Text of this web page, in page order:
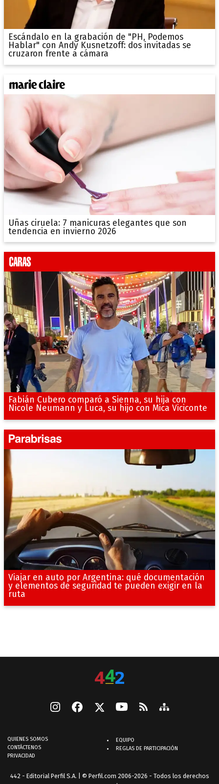
Escándalo en la grabación de "PH, Podemos
Hablar" con Andy Kusnetzoff: dos invitadas se
cruzaron frente a cámara
Uñas ciruela: 7 manicuras elegantes que son
tendencia en invierno 2026
Fabián Cubero comparó a Sienna, su hija con
Nicole Neumann y Luca, su hijo con Mica Viciconte
Viajar en auto por Argentina: qué documentación
y elementos de seguridad te pueden exigir en la
ruta
QUIENES SOMOS
CONTÁCTENOS
PRIVACIDAD
EQUIPO
REGLAS DE PARTICIPACIÓN
442 - Editorial Perfil S.A. | © Perfil.com 2006-2026 - Todos los derechos